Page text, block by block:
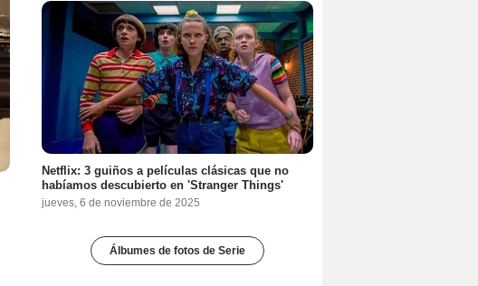
Netflix: 3 guiños a películas clásicas que no
habíamos descubierto en 'Stranger Things'
jueves, 6 de noviembre de 2025
Álbumes de fotos de Serie